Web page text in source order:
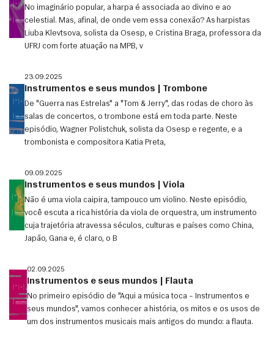
No imaginário popular, a harpa é associada ao divino e ao
celestial. Mas, afinal, de onde vem essa conexão? As harpistas
Liuba Klevtsova, solista da Osesp, e Cristina Braga, professora da
UFRJ com forte atuação na MPB, v
23.09.2025
Instrumentos e seus mundos | Trombone
De "Guerra nas Estrelas" a "Tom & Jerry", das rodas de choro às
salas de concertos, o trombone está em toda parte. Neste
episódio, Wagner Polistchuk, solista da Osesp e regente, e a
trombonista e compositora Katia Preta,
09.09.2025
Instrumentos e seus mundos | Viola
Não é uma viola caipira, tampouco um violino. Neste episódio,
você escuta a rica história da viola de orquestra, um instrumento
cuja trajetória atravessa séculos, culturas e países como China,
Japão, Gana e, é claro, o B
02.09.2025
Instrumentos e seus mundos | Flauta
No primeiro episódio de "Aqui a música toca – Instrumentos e
seus mundos", vamos conhecer a história, os mitos e os usos de
um dos instrumentos musicais mais antigos do mundo: a flauta.